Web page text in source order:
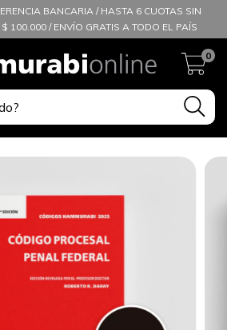
BANCARIA / HASTA 6 CUOTAS SIN
$ 100.000 / ENVÍO GRATIS A TODO EL PAÍS
0